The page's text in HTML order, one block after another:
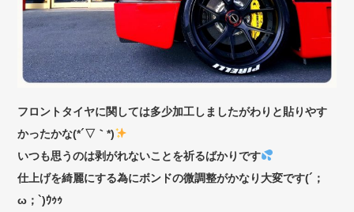
フロントタイヤに関しては多少加工しましたがわりと貼りやす
かったかな(*´▽｀*)
いつも思うのは剥がれないことを祈るばかりです
仕上げを綺麗にする為にボンドの微調整がかなり大変です(´；
ω；`)ｳｩｩ